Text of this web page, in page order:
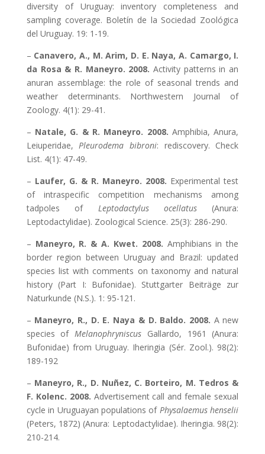
diversity of Uruguay: inventory completeness and
sampling coverage. Boletín de la Sociedad Zoológica
del Uruguay. 19: 1-19.
– Canavero, A., M. Arim, D. E. Naya, A. Camargo, I.
da Rosa & R. Maneyro. 2008. Activity patterns in an
anuran assemblage: the role of seasonal trends and
weather determinants. Northwestern Journal of
Zoology. 4(1): 29-41.
– Natale, G. & R. Maneyro. 2008. Amphibia, Anura,
Leiuperidae,Pleurodema bibroni: rediscovery. Check
List. 4(1): 47-49.
– Laufer, G. & R. Maneyro. 2008. Experimental test
of intraspecific competition mechanisms among
tadpoles of Leptodactylus ocellatus(Anura:
Leptodactylidae). Zoological Science. 25(3): 286-290.
– Maneyro, R. & A. Kwet. 2008. Amphibians in the
border region between Uruguay and Brazil: updated
species list with comments on taxonomy and natural
history (Part I: Bufonidae). Stuttgarter Beiträge zur
Naturkunde (N.S.). 1: 95-121.
– Maneyro, R., D. E. Naya & D. Baldo. 2008. A new
species ofMelanophryniscus Gallardo, 1961 (Anura:
Bufonidae) from Uruguay. Iheringia (Sér. Zool.). 98(2):
189-192
– Maneyro, R., D. Nuñez, C. Borteiro, M. Tedros &
F. Kolenc. 2008. Advertisement call and female sexual
cycle in Uruguayan populations of Physalaemus henselii
(Peters, 1872) (Anura: Leptodactylidae). Iheringia. 98(2):
210-214.